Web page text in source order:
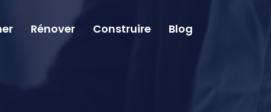
Rénover Construire Blog